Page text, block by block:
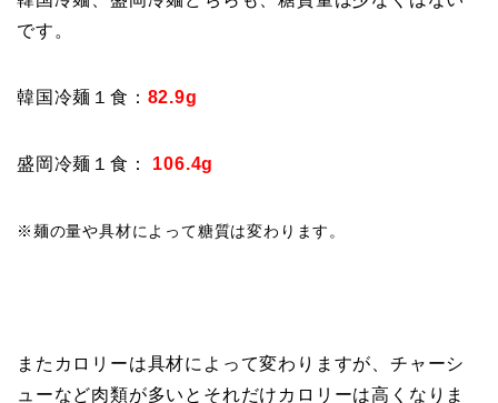
です。
韓国冷麺１食： 82.9g
盛岡冷麺１食： 106.4g
※麺の量や具材によって糖質は変わります。
またカロリーは具材によって変わりますが、チャーシ
ューなど肉類が多いとそれだけカロリーは高くなりま